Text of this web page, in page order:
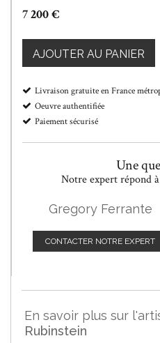
7 200 €
AJOUTER AU PANIER
Livraison gratuite en France
Oeuvre authentifiée
Paiement sécurisé
Une
Notre expert répond
Gregory Ferrante
CONTACTER NOTRE EXPERT
En savoir plus sur
Rubinstein